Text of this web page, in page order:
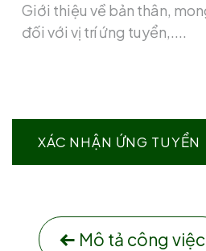
XÁC NHẬN ỨNG TUYỂN
Mô tả công việc